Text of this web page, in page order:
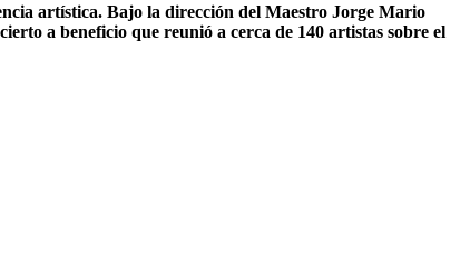
artística. Bajo la dirección del Maestro Jorge Mario
a beneficio que reunió a cerca de 140 artistas sobre el